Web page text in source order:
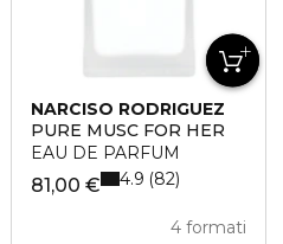
NARCISO RODRIGUEZ
PURE MUSC FOR HER
EAU DE PARFUM
81,00 €
4 formati
4.9 82